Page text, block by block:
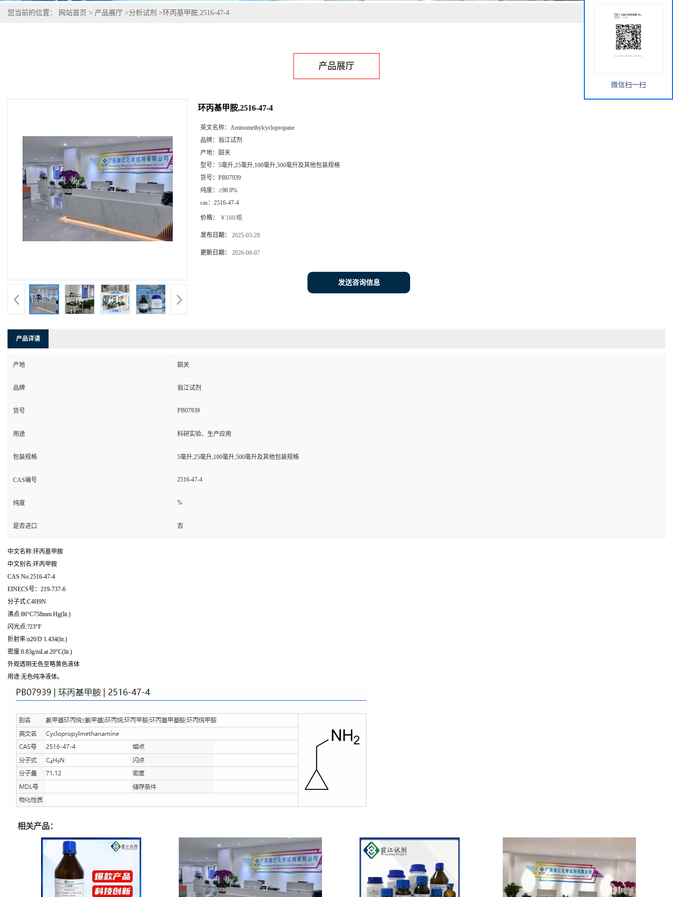
您当前的位置： 网站首页 > 产品展厅 >分析试剂 >环丙基甲胺,2516-47-4
产品展厅
环丙基甲胺,2516-47-4
英文名称： Aminomethylcyclopropane
品牌： 翁江试剂
产地： 韶关
型号： 5毫升,25毫升,100毫升,500毫升及其他包装规格
货号： PB07939
纯度： ≥98.0%
cas： 2516-47-4
价格： ￥160/瓶
发布日期： 2025-03-28
更新日期： 2026-08-07
发送咨询信息
产品详请
产地 韶关
品牌 翁江试剂
货号 PB07939
用途 科研实验、生产应用
包装规格 5毫升,25毫升,100毫升,500毫升及其他包装规格
CAS编号 2516-47-4
纯度 %
是否进口 否
中文名称:环丙基甲胺
中文别名:环丙甲胺
CAS No:2516-47-4
EINECS号：219-737-6
分子式:C4H9N
沸点:86°C758mm Hg(lit.)
闪光点:?23°F
折射率:n20/D 1.434(lit.)
密度:0.83g/mLat 20°C(lit.)
外观透明无色至略黄色液体
用途:无色纯净液体。
相关产品：
微信扫一扫